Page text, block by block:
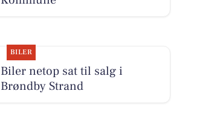
BILER
Biler netop sat til salg i
Brøndby Strand